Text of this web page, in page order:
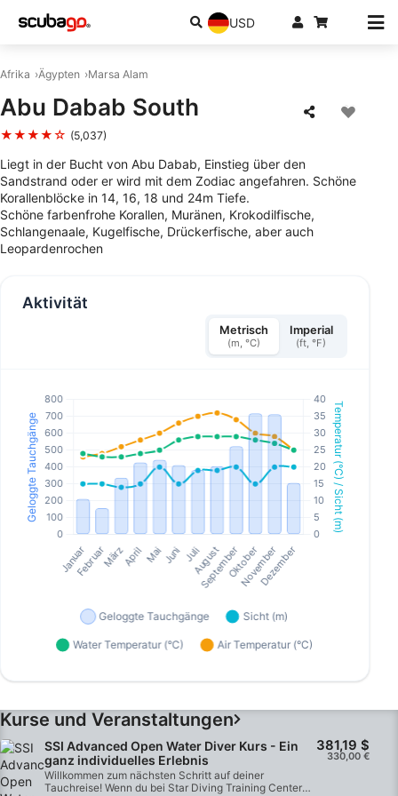
USD
Afrika Ägypten Marsa Alam
Abu Dabab South
★★★★☆ (5,037)
Liegt in der Bucht von Abu Dabab, Einstieg über den
Sandstrand oder er wird mit dem Zodiac angefahren. Schöne
Korallenblöcke in 14, 16, 18 und 24m Tiefe.
Schöne farbenfrohe Korallen, Muränen, Krokodilfische,
Schlangenaale, Kugelfische, Drückerfische, aber auch
Leopardenrochen
Aktivität
Metrisch
(m, °C)
Imperial
(ft, °F)
Kurse und Veranstaltungen
SSI Advanced Open Water Diver Kurs - Ein
ganz individuelles Erlebnis
Willkommen zum nächsten Schritt auf deiner
Tauchreise! Wenn du bei Star Diving Training Center
381,19 $
330,00 €